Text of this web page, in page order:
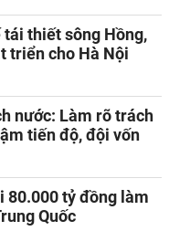
thiết sông Hồng,
triển cho Hà Nội
nước: Làm rõ trách
tiến độ, đội vốn
80.000 tỷ đồng làm
Quốc